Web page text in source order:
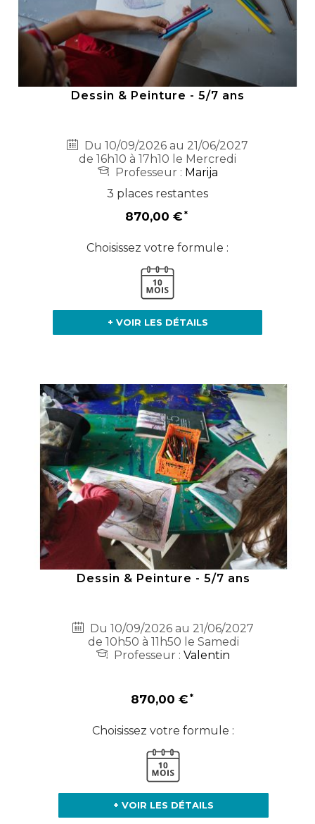
Dessin & Peinture - 5/7 ans
Du 10/09/2026 au 21/06/2027
de 16h10 à 17h10 le Mercredi
Professeur : Marija
3 places restantes
870,00 €
Choisissez votre formule :
+ VOIR LES DÉTAILS
Dessin & Peinture - 5/7 ans
Du 10/09/2026 au 21/06/2027
de 10h50 à 11h50 le Samedi
Professeur :Valentin
870,00 €
Choisissez votre formule :
+ VOIR LES DÉTAILS